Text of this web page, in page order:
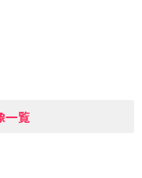
一覧